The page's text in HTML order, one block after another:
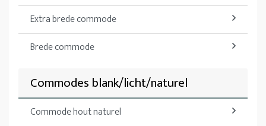
Extra brede commode
Brede commode
Commodes blank/licht/naturel
Commode hout naturel